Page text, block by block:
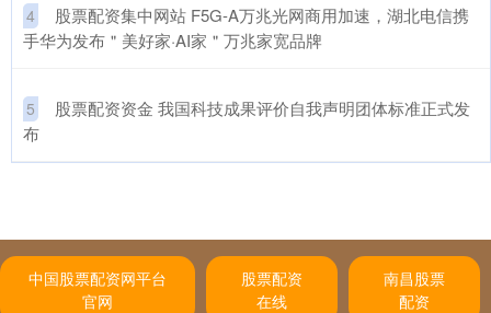
4
​股票配资集中网站 F5G-A万兆光网商用加速，湖北电信携
手华为发布＂美好家·AI家＂万兆家宽品牌
5
​股票配资资金 我国科技成果评价自我声明团体标准正式发
布
中国股票配资网平台
官网
股票配资
在线
南昌股票
配资